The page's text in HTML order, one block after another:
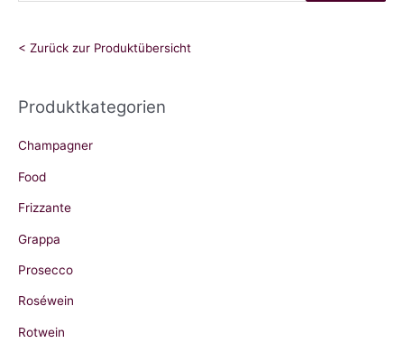
h
a
:
< Zurück zur Produktübersicht
Produktkategorien
Champagner
Food
Frizzante
Grappa
Prosecco
Roséwein
Rotwein